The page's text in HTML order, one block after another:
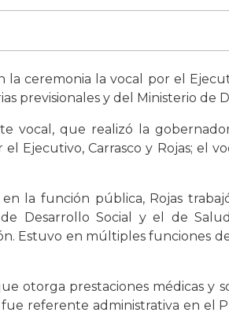
ceremonia la vocal por el
previsionales y del Ministerio de
vocal, que realizó la
Ejecutivo, Carrasco y Rojas; el
la función pública, Rojas
Desarrollo Social y el de
Estuvo en múltiples funciones
otorga prestaciones médicas y
fue referente administrativa en el